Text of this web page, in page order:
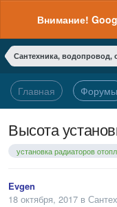
Внимание!
Главная Форумы
Высота
установка радиаторов
Evgen
18 октября, 2017 в